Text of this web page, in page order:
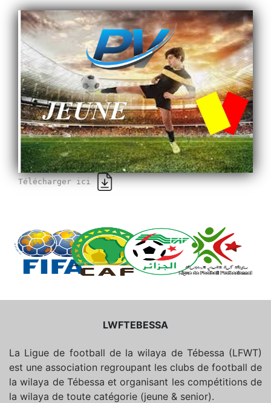
Télécharger ici
LWFTEBESSA
La Ligue de football de la wilaya de Tébessa (LFWT)
est une association regroupant les clubs de football de
la wilaya de Tébessa et organisant les compétitions de
la wilaya de toute catégorie (jeune & senior).